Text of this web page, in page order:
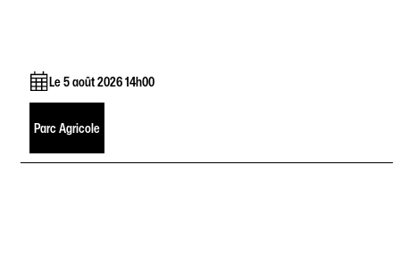
Le 5 août 2026 14h00
Parc Agricole